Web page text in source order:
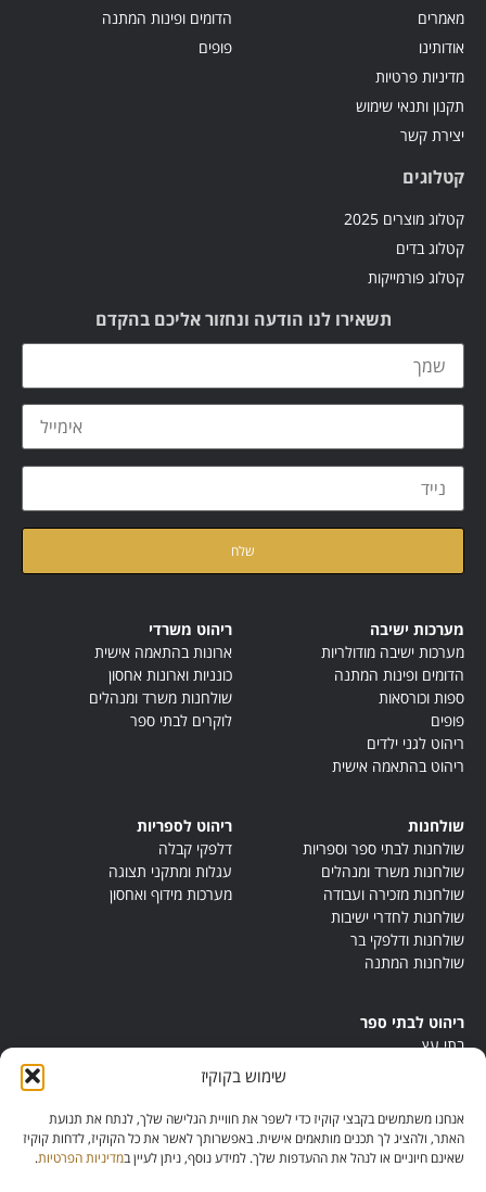
שימוש בקוקיז
אנחנו משתמשים בקבצי קוקיז כדי לשפר את חוויית הגלישה שלך, לנתח את תנועת
האתר, ולהציג לך תכנים מותאמים אישית. באפשרותך לאשר את כל הקוקיז, לדחות קוקיז
שאינם חיוניים או לנהל את ההעדפות שלך. למידע נוסף, ניתן לעיין במדיניות הפרטיות.
מאמרים
אודותינו
מדיניות פרטיות
תקנון ותנאי שימוש
יצירת קשר
הדומים ופינות המתנה
פופים
קטלוגים
קטלוג מוצרים 2025
קטלוג בדים
קטלוג פורמייקות
תשאירו לנו הודעה ונחזור אליכם בהקדם
מערכות ישיבה
מערכות ישיבה מודולריות
הדומים ופינות המתנה
ספות וכורסאות
פופים
ריהוט לגני ילדים
ריהוט בהתאמה אישית
ריהוט משרדי
ארונות בהתאמה אישית
כונניות וארונות אחסון
שולחנות משרד ומנהלים
לוקרים לבתי ספר
שולחנות
שולחנות לבתי ספר וספריות
שולחנות משרד ומנהלים
שולחנות מזכירה ועבודה
שולחנות לחדרי ישיבות
שולחנות ודלפקי בר
שולחנות המתנה
ריהוט לספריות
דלפקי קבלה
עגלות ומתקני תצוגה
מערכות מידוף ואחסון
ריהוט לבתי ספר
בתי עץ
ריהוט מונטסורי
ריהוט אנתרופוסופי